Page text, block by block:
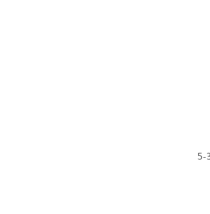
جبل علي (الإمارات): 20–24 يوماً وقت سفينة من نينغبو. تخليص الجمارك عبر وكيل محلي يضيف عادةً 3–5